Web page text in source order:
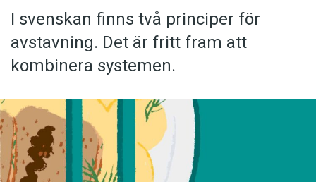
I svenskan finns två principer för
avstavning. Det är fritt fram att
kombinera systemen.